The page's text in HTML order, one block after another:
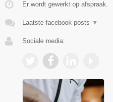
Er wordt gewerkt op afspraak.
Laatste facebook posts ▼
Sociale media: